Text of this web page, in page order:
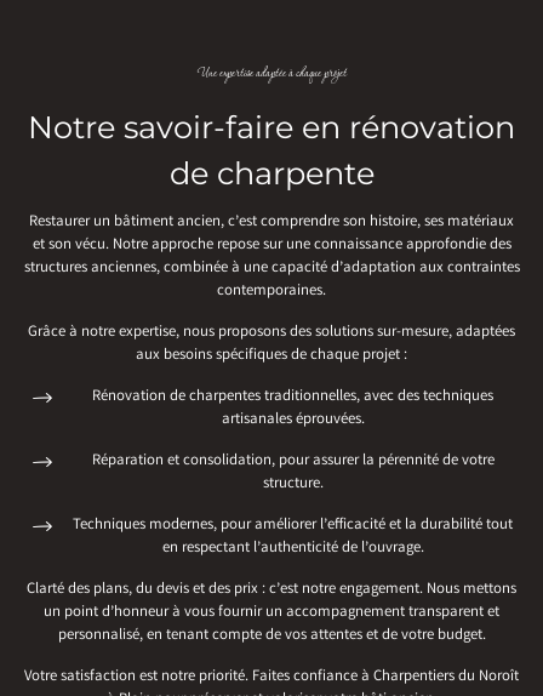
Une expertise adaptée à chaque projet
Notre savoir-faire en rénovation
de charpente
Restaurer un bâtiment ancien, c’est comprendre son histoire, ses matériaux
et son vécu. Notre approche repose sur une connaissance approfondie des
structures anciennes, combinée à une capacité d’adaptation aux contraintes
contemporaines.
Grâce à notre expertise, nous proposons des solutions sur-mesure, adaptées
aux besoins spécifiques de chaque projet :
Rénovation de charpentes traditionnelles, avec des techniques
artisanales éprouvées.
Réparation et consolidation, pour assurer la pérennité de votre
structure.
Techniques modernes, pour améliorer l’efficacité et la durabilité tout
en respectant l’authenticité de l’ouvrage.
Clarté des plans, du devis et des prix : c’est notre engagement. Nous mettons
un point d’honneur à vous fournir un accompagnement transparent et
personnalisé, en tenant compte de vos attentes et de votre budget.
Votre satisfaction est notre priorité. Faites confiance à Charpentiers du Noroît